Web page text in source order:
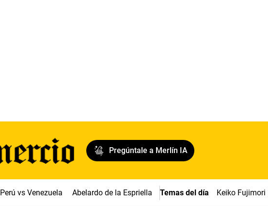
Pregúntale a Merlín IA
Perú vs Venezuela Abelardo de la Espriella Temas del día Keiko Fujimori